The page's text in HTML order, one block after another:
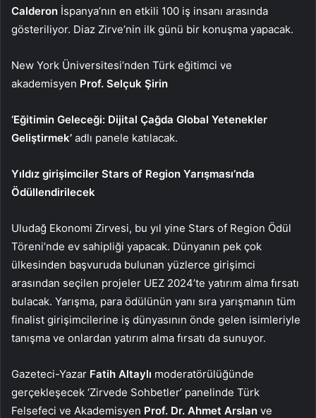
Calderon İspanya’nın en etkili 100 iş insanı arasında
gösteriliyor. Diaz Zirve’nin ilk günü bir konuşma yapacak.
New York Üniversitesi’nden Türk eğitimci ve
akademisyen Prof. Selçuk Şirin
‘Eğitimin Geleceği: Dijital Çağda Global Yetenekler
Geliştirmek’ adlı panele katılacak.
Yıldız girişimciler Stars of Region Yarışması’nda
Ödüllendirilecek
Uludağ Ekonomi Zirvesi, bu yıl yine Stars of Region Ödül
Töreni’nde ev sahipliği yapacak. Dünyanın pek çok
ülkesinden başvuruda bulunan yüzlerce girişimci
arasından seçilen projeler UEZ 2024’te yatırım alma fırsatı
bulacak. Yarışma, para ödülünün yanı sıra yarışmanın tüm
finalist girişimcilerine iş dünyasının önde gelen isimleriyle
tanışma ve onlardan yatırım alma fırsatı da sunuyor.
Gazeteci-Yazar Fatih Altaylı moderatörülüğünde
gerçekleşecek ‘Zirvede Sohbetler’ panelinde Türk
Felsefeci ve Akademisyen Prof. Dr. Ahmet Arslan ve